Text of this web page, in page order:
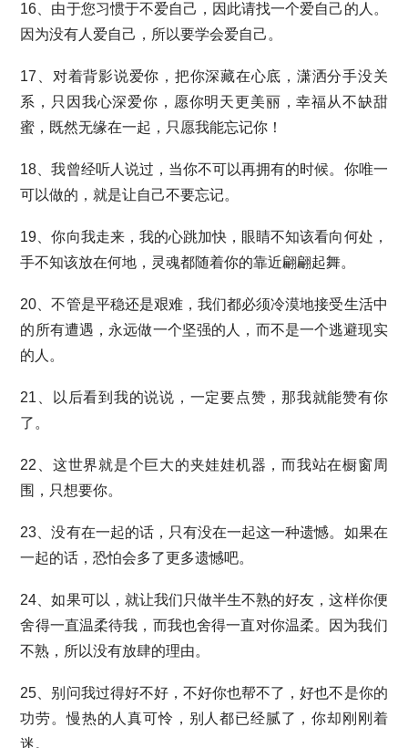
16、由于您习惯于不爱自己，因此请找一个爱自己的人。
因为没有人爱自己，所以要学会爱自己。
17、对着背影说爱你，把你深藏在心底，潇洒分手没关
系，只因我心深爱你，愿你明天更美丽，幸福从不缺甜
蜜，既然无缘在一起，只愿我能忘记你！
18、我曾经听人说过，当你不可以再拥有的时候。你唯一
可以做的，就是让自己不要忘记。
19、你向我走来，我的心跳加快，眼睛不知该看向何处，
手不知该放在何地，灵魂都随着你的靠近翩翩起舞。
20、不管是平稳还是艰难，我们都必须冷漠地接受生活中
的所有遭遇，永远做一个坚强的人，而不是一个逃避现实
的人。
21、以后看到我的说说，一定要点赞，那我就能赞有你
了。
22、这世界就是个巨大的夹娃娃机器，而我站在橱窗周
围，只想要你。
23、没有在一起的话，只有没在一起这一种遗憾。如果在
一起的话，恐怕会多了更多遗憾吧。
24、如果可以，就让我们只做半生不熟的好友，这样你便
舍得一直温柔待我，而我也舍得一直对你温柔。因为我们
不熟，所以没有放肆的理由。
25、别问我过得好不好，不好你也帮不了，好也不是你的
功劳。慢热的人真可怜，别人都已经腻了，你却刚刚着
迷。